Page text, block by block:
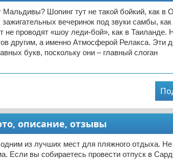
Мальдивы? Шопинг тут не такой бойкий, как в
вечеринок под звуки самбы, как
не проводят «шоу леди-бой», как в Таиланде.
другим, а именно Атмосферой Релакса. Эти
букв, поскольку они – главный слоган
описание, отзывы
из лучших мест для пляжного отдыха. Не
Если вы собираетесь провести отпуск в